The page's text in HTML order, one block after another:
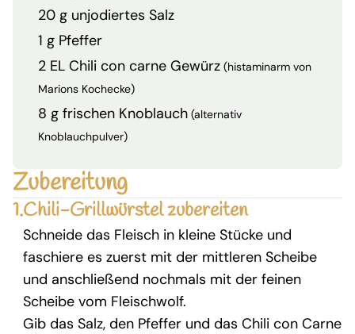
20 g unjodiertes Salz
1 g Pfeffer
2 EL Chili con carne Gewürz (histaminarm von
Marions Kochecke)
8 g frischen Knoblauch (alternativ
Knoblauchpulver)
Zubereitung
1.Chili-Grillwürstel zubereiten
Schneide das Fleisch in kleine Stücke und
faschiere es zuerst mit der mittleren Scheibe
und anschließend nochmals mit der feinen
Scheibe vom Fleischwolf.
Gib das Salz, den Pfeffer und das Chili con Carne